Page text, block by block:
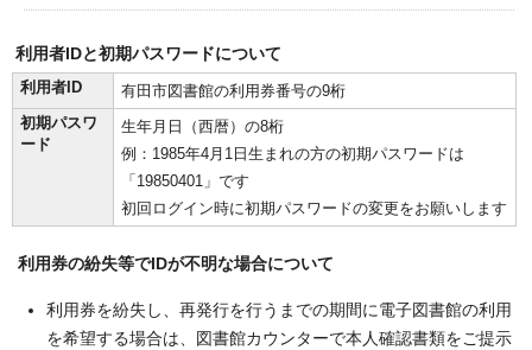
利用者IDと初期パスワードについて
利用者ID
有田市図書館の利用券番号の9桁
初期パスワ
ード
生年月日（西暦）の8桁
例：1985年4月1日生まれの方の初期パスワードは
「19850401」です
初回ログイン時に初期パスワードの変更をお願いします
利用券の紛失等でIDが不明な場合について
利用券を紛失し、再発行を行うまでの期間に電子図書館の利用
を希望する場合は、図書館カウンターで本人確認書類をご提示